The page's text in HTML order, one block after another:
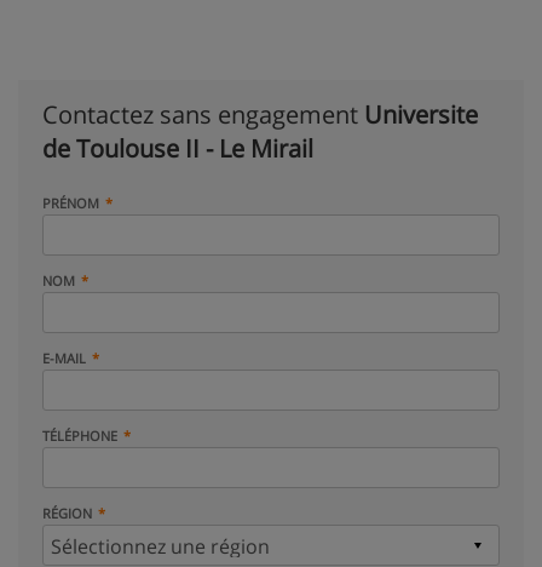
Contactez sans engagement Universite
de Toulouse II - Le Mirail
PRÉNOM
NOM
E-MAIL
TÉLÉPHONE
RÉGION